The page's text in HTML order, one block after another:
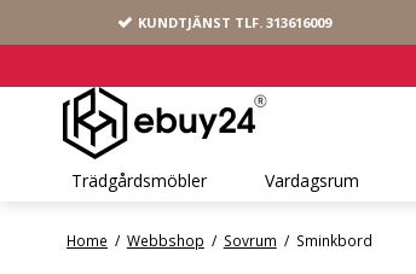
KUNDTJÄNST TLF. 313616009
Trädgårdsmöbler Vardagsrum
Home / Webbshop / Sovrum / Sminkbord